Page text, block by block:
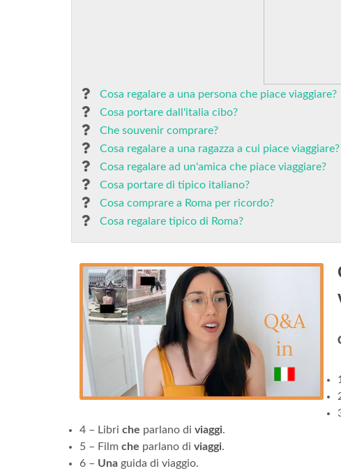
Cosa regalare a una persona che piace viaggiare?
Cosa portare dall'italia cibo?
Che souvenir comprare?
Cosa regalare a una ragazza a cui piace viaggiare?
Cosa regalare ad un'amica che piace viaggiare?
Cosa portare di tipico italiano?
Cosa comprare a Roma per ricordo?
Cosa regalare tipico di Roma?
4 – Libri che parlano di viaggi.
5 – Film che parlano di viaggi.
6 – Una guida di viaggio.